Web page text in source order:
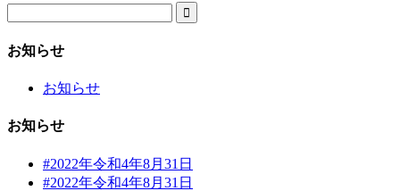

お知らせ
お知らせ
お知らせ
#2022年令和4年8月31日
#2022年令和4年8月31日